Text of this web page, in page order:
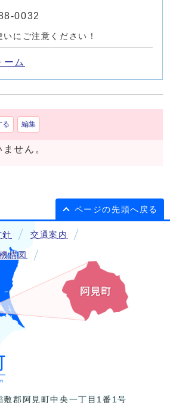
0032
にご注意ください！
ーム
る 編集
せん。
ページの先頭へ戻る
針 交通案内
構図
郡阿見町中央一丁目1番1号